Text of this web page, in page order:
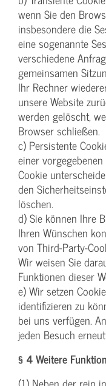
wenn Sie den
insbesondere die
eine sogenannte
verschiedene
gemeinsamen
Ihr Rechner
unsere Website
werden gelöscht,
Browser schließen.
c) Persistente
einer
Cookie
den
löschen.
d) Sie können Ihre
Ihren Wünschen
von Third-Party-
Wir weisen Sie
Funktionen dieser
e) Wir setzen
identifizieren zu
bei uns verfügen.
jeden Besuch
§ 4 Weitere